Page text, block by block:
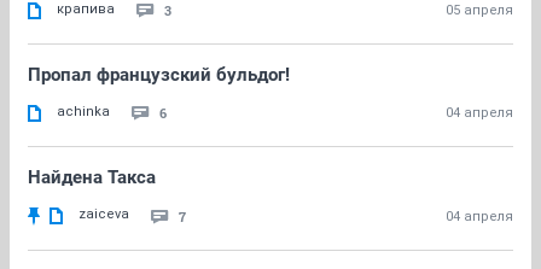
крапива 3 05 апреля
Пропал французский бульдог!
achinka 6 04 апреля
Найдена Такса
zaiceva 7 04 апреля